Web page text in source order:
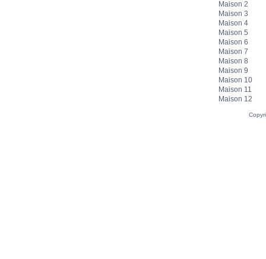
Maison 2
Maison 3
Maison 4
Maison 5
Maison 6
Maison 7
Maison 8
Maison 9
Maison 10
Maison 11
Maison 12